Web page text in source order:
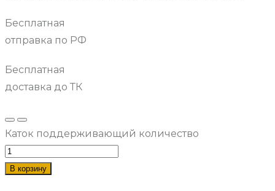
Бесплатная
отправка по РФ
Бесплатная
доставка до ТК
Каток поддерживающий количество
В корзину